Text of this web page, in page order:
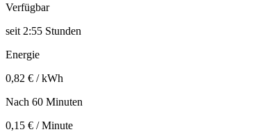
Verfügbar
seit 2:55 Stunden
Energie
0,82 € / kWh
Nach 60 Minuten
0,15 € / Minute